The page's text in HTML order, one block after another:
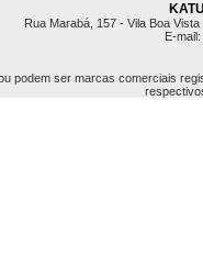
Rua Marabá, 157 - Vila Boa
E-mail:
podem ser marcas comerciais